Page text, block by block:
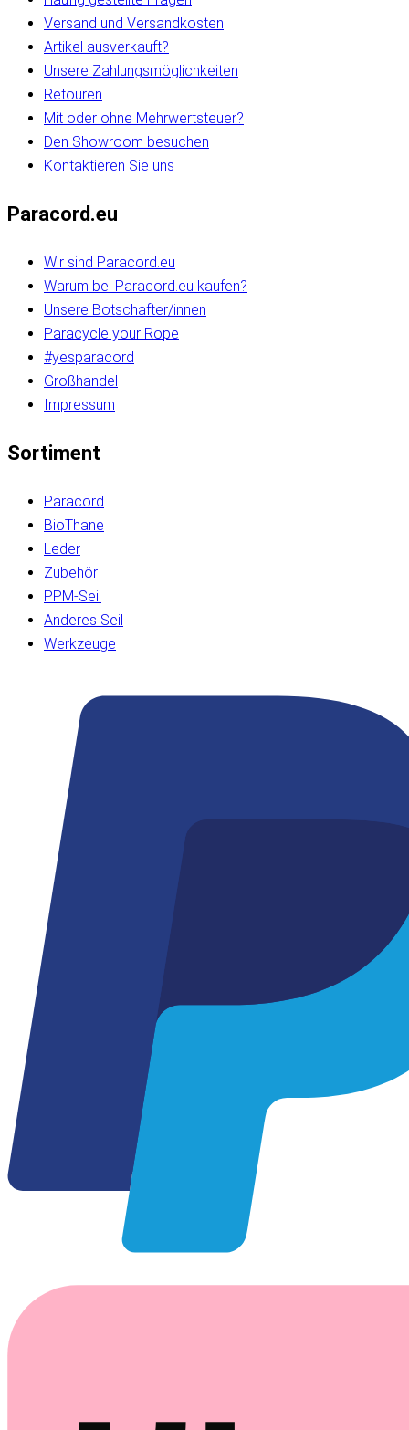
Versand und Versandkosten
Artikel ausverkauft?
Unsere Zahlungsmöglichkeiten
Retouren
Mit oder ohne Mehrwertsteuer?
Den Showroom besuchen
Kontaktieren Sie uns
Paracord.eu
Wir sind Paracord.eu
Warum bei Paracord.eu kaufen?
Unsere Botschafter/innen
Paracycle your Rope
#yesparacord
Großhandel
Impressum
Sortiment
Paracord
BioThane
Leder
Zubehör
PPM-Seil
Anderes Seil
Werkzeuge